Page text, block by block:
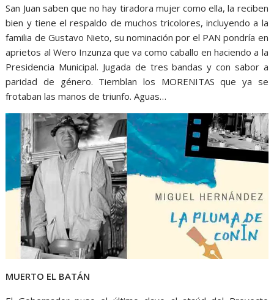
San Juan saben que no hay tiradora mujer como ella, la reciben
bien y tiene el respaldo de muchos tricolores, incluyendo a la
familia de Gustavo Nieto, su nominación por el PAN pondría en
aprietos al Wero Inzunza que va como caballo en haciendo a la
Presidencia Municipal. Jugada de tres bandas y con sabor a
paridad de género. Tiemblan los MORENITAS que ya se
frotaban las manos de triunfo. Aguas…
MUERTO EL BATÁN